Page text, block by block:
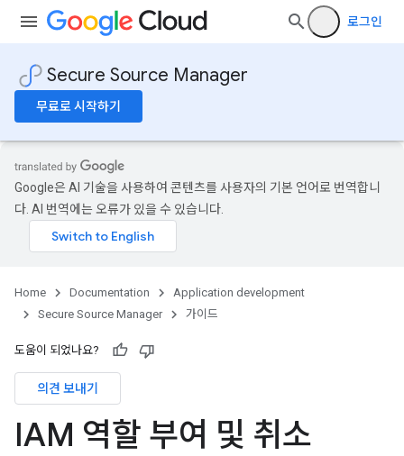
로그인
Secure Source Manager
무료로 시작하기
Google은 AI 기술을 사용하여 콘텐츠를 사용자의 기본 언어로 번역합니
다. AI 번역에는 오류가 있을 수 있습니다.
Home Documentation
Application development
Secure Source Manager
가이드
도움이 되었나요?
의견 보내기
IAM 역할 부여 및 취소